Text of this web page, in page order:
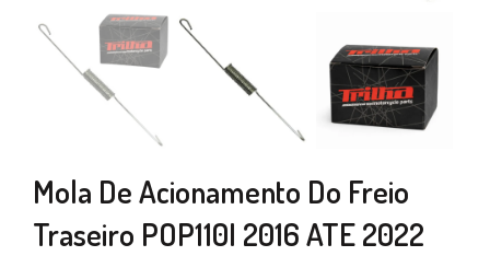
Mola De Acionamento Do Freio
Traseiro POP110I 2016 ATE 2022